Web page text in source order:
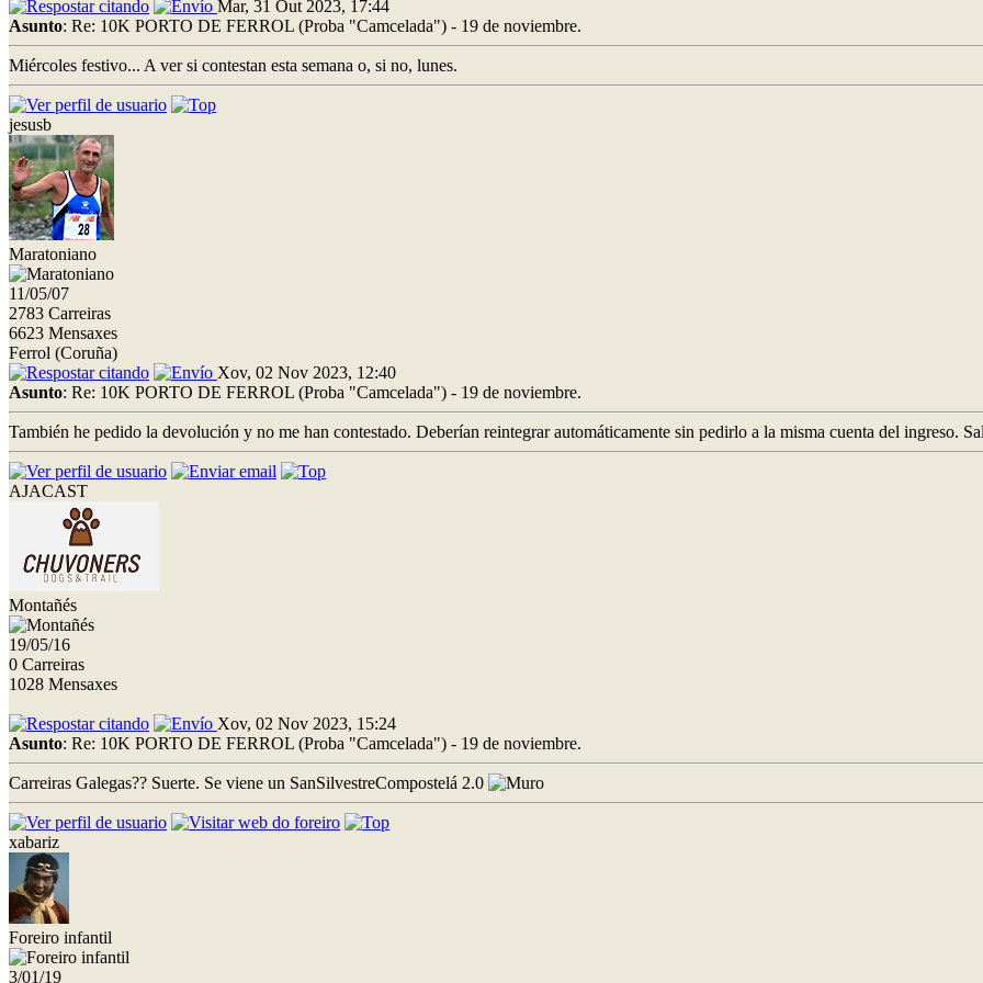
Mar, 31 Out 2023, 17:44
Asunto: Re: 10K PORTO DE FERROL (Proba "Camcelada") - 19 de noviembre.
Miércoles festivo... A ver si contestan esta semana o, si no, lunes.
jesusb
Maratoniano
11/05/07
2783 Carreiras
6623 Mensaxes
Ferrol (Coruña)
Xov, 02 Nov 2023, 12:40
Asunto: Re: 10K PORTO DE FERROL (Proba "Camcelada") - 19 de noviembre.
También he pedido la devolución y no me han contestado. Deberían reintegrar automáticamente sin pedirlo a la misma cuenta del ingreso.
AJACAST
Montañés
19/05/16
0 Carreiras
1028 Mensaxes
Xov, 02 Nov 2023, 15:24
Asunto: Re: 10K PORTO DE FERROL (Proba "Camcelada") - 19 de noviembre.
Carreiras Galegas?? Suerte. Se viene un SanSilvestreCompostelá 2.0
xabariz
Foreiro infantil
3/01/19